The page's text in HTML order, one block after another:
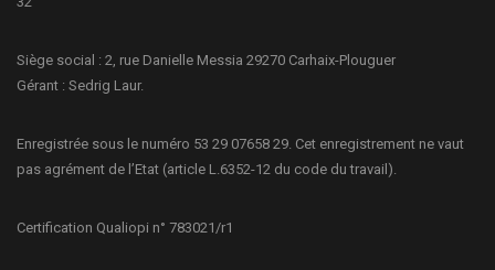
Siège social : 2, rue Danielle Messia 29270 Carhaix-Plouguer
Gérant : Sedrig Laur.
Enregistrée sous le numéro 53 29 07658 29. Cet enregistrement ne vaut
pas agrément de l’Etat (article L.6352-12 du code du travail).
Certification Qualiopi n° 783021/r1